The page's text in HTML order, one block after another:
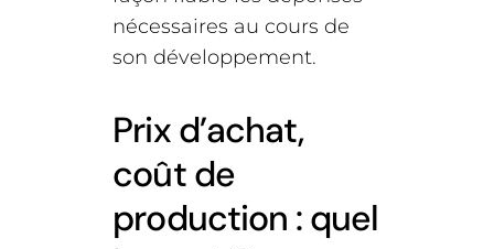
nécessaires au cours de
son développement.
Prix d’achat,
coût de
production : quel